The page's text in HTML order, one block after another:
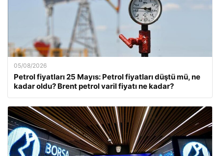
05/08/2026
Petrol fiyatları 25 Mayıs: Petrol fiyatları düştü mü, ne
kadar oldu? Brent petrol varil fiyatı ne kadar?